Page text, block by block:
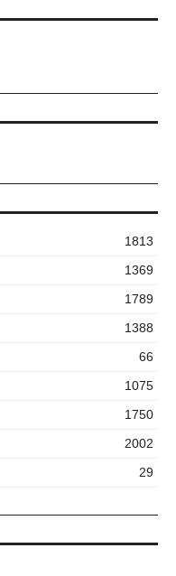
1813
1369
1789
1388
66
1075
1750
2002
29